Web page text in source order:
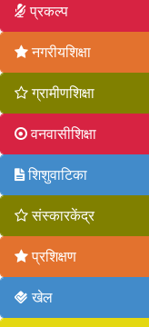
प्रकल्प
नगरीयशिक्षा
ग्रामीणशिक्षा
वनवासीशिक्षा
शिशुवाटिका
संस्कारकेंद्र
प्रशिक्षण
खेल